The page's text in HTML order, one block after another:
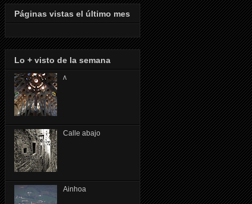
Páginas vistas el último mes
Lo + visto de la semana
ᴧ
Calle abajo
Ainhoa